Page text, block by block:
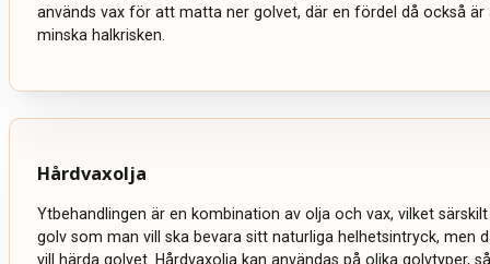
används vax för att matta ner golvet, där en fördel då också är
minska halkrisken.
Hårdvaxolja
Ytbehandlingen är en kombination av olja och vax, vilket
golv som man vill ska bevara sitt naturliga helhetsintryck, men
vill härda golvet. Hårdvaxolja kan användas på olika golvtyper,